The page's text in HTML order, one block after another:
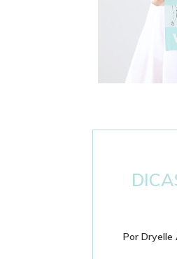
Por Dryelle